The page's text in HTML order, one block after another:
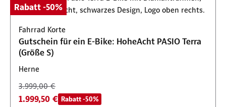
Rabatt -50%
Fahrrad Korte
Gutschein für ein E-Bike: HoheAcht PASIO Terra
(Größe S)
Herne
3.999,00 €
1.999,50 € Rabatt -50%